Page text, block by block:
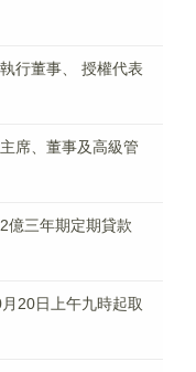
行董事、 授權代表
席、董事及高級管
億三年期定期貸款
20日上午九時起取